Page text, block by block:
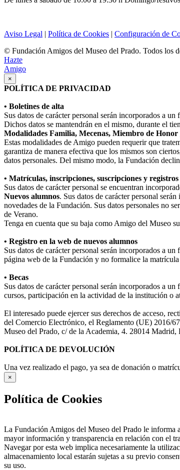
Aviso Legal | Política de Cookies | Configuración de
© Fundación Amigos del Museo del Prado. Todos los
Hazte
Amigo
×
POLÍTICA DE PRIVACIDAD
• Boletines de alta
Sus datos de carácter personal serán incorporados a
Dichos datos se mantendrán en el mismo, durante el
Modalidades Familia, Mecenas, Miembro de
Estas modalidades de Amigo pueden requerir que
garantiza de manera efectiva que los mismos son
datos personales. Del mismo modo, la Fundación
• Matrículas, inscripciones, suscripciones y
Sus datos de carácter personal se encuentran
Nuevos alumnos. Sus datos de carácter personal
novedades de la Fundación. Sus datos personales no
de Verano.
Tenga en cuenta que su baja como Amigo del Museo
• Registro en la web de nuevos alumnos
Sus datos de carácter personal serán incorporados a
página web de la Fundación y no formalice la
• Becas
Sus datos de carácter personal serán incorporados a
cursos, participación en la actividad de la institución o
El interesado puede ejercer sus derechos de acceso,
del Comercio Electrónico, el Reglamento (UE) 2016/
Museo del Prado, c/ de la Academia, 4. 28014
POLÍTICA DE DEVOLUCIÓN
Una vez realizado el pago, ya sea de donación o
×
Política de Cookies
La Fundación Amigos del Museo del Prado le informa
mayor información y transparencia en relación con el
Navegar por esta web implica necesariamente la
almacenamiento local estarán sujetas a su previo
su uso.